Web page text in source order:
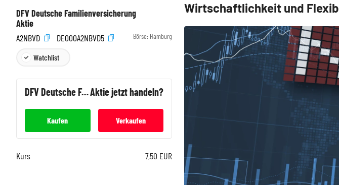
Wirtschaftlichkeit und
DFV Deutsche Familienversicherung
Aktie
A2NBVD
DE000A2NBVD5 Börse: Hamburg
Watchlist
DFV Deutsche FamilienversicherungAktie jetzt handeln?
Kaufen Verkaufen
Kurs 7,50 EUR